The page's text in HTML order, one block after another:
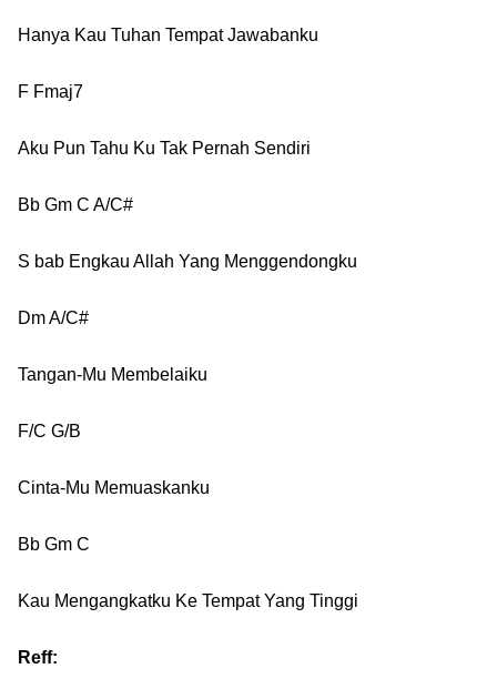
Hanya Kau Tuhan Tempat Jawabanku
F Fmaj7
Aku Pun Tahu Ku Tak Pernah Sendiri
Bb Gm C A/C#
S bab Engkau Allah Yang Menggendongku
Dm A/C#
Tangan-Mu Membelaiku
F/C G/B
Cinta-Mu Memuaskanku
Bb Gm C
Kau Mengangkatku Ke Tempat Yang Tinggi
Reff: